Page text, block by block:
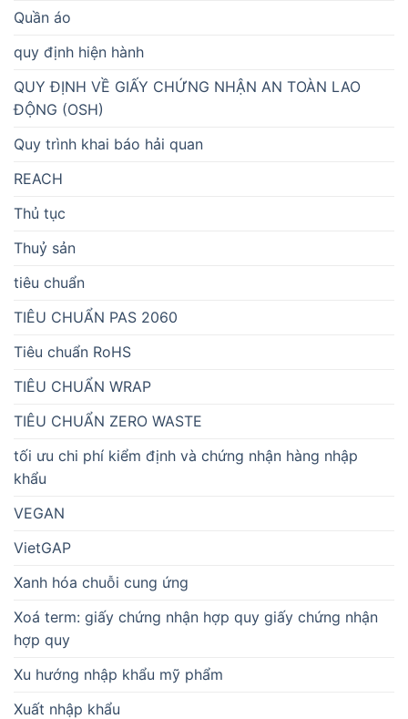
Quần áo
quy định hiện hành
QUY ĐỊNH VỀ GIẤY CHỨNG NHẬN AN TOÀN LAO
ĐỘNG (OSH)
Quy trình khai báo hải quan
REACH
Thủ tục
Thuỷ sản
tiêu chuẩn
TIÊU CHUẨN PAS 2060
Tiêu chuẩn RoHS
TIÊU CHUẨN WRAP
TIÊU CHUẨN ZERO WASTE
tối ưu chi phí kiểm định và chứng nhận hàng nhập
khẩu
VEGAN
VietGAP
Xanh hóa chuỗi cung ứng
Xoá term: giấy chứng nhận hợp quy giấy chứng nhận
hợp quy
Xu hướng nhập khẩu mỹ phẩm
Xuất nhập khẩu